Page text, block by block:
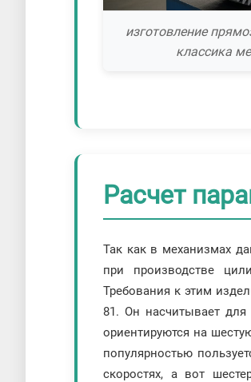
изготовление
классика
Расчет
Так как в механизмах
при производстве
Требования к этим
81. Он насчитывает
ориентируются на
популярностью
скоростях, а вот